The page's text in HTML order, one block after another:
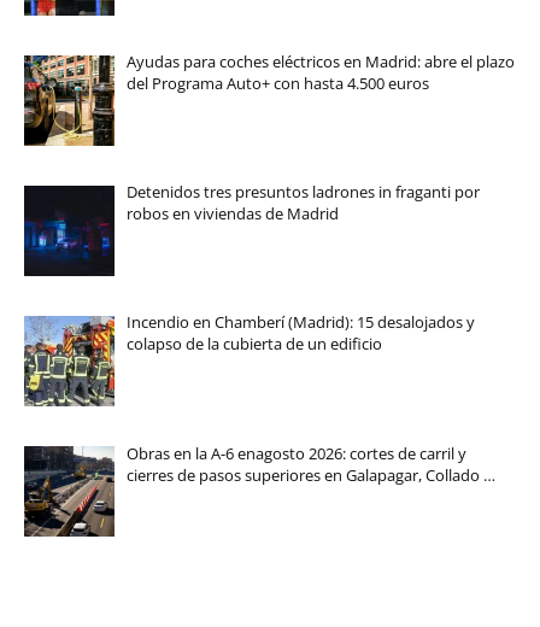
Ayudas para coches eléctricos en Madrid: abre el plazo
del Programa Auto+ con hasta 4.500 euros
Detenidos tres presuntos ladrones in fraganti por
robos en viviendas de Madrid
Incendio en Chamberí (Madrid): 15 desalojados y
colapso de la cubierta de un edificio
Obras en la A-6 enagosto 2026: cortes de carril y
cierres de pasos superiores en Galapagar, Collado …